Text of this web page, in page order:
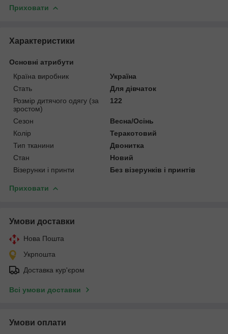
Приховати
Характеристики
Основні атрибути
Країна виробник
Україна
Стать
Для дівчаток
Розмір дитячого одягу (за
зростом)
122
Сезон
Весна/Осінь
Колір
Теракотовий
Тип тканини
Двонитка
Стан
Новий
Візерунки і принти
Без візерунків і принтів
Приховати
Умови доставки
Нова Пошта
Укрпошта
Доставка кур'єром
Всі умови доставки
Умови оплати